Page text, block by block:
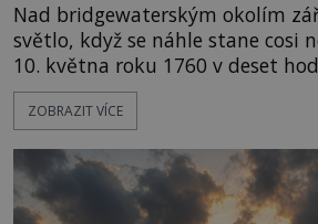
Nad bridgewaterským okolím
světlo, když se náhle stane cosi
10. května roku 1760 v deset
dojde k vůbec prvnímu historicky
přeletu UFO. Podle záznamů vyzařuje takové
jen o nějaký optický klam, nebo
právě vznáší mimozemská loď
ZOBRAZIT VÍCE